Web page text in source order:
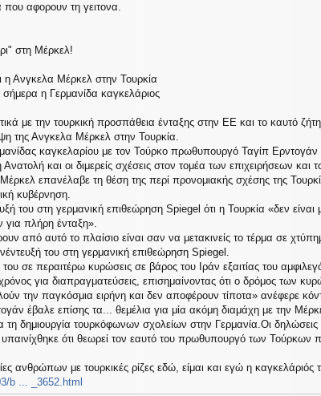
που αφορουν τη γειτονα.
στη Μέρκελ!
η Ανγκελα Μέρκελ στην Τουρκία
η Γερμανίδα καγκελάριος
με την τουρκική προσπάθεια ένταξης στην ΕΕ και το καυτό
της Ανγκελα Μέρκελ στην Τουρκία.
καγκελαρίου με τον Τούρκο πρωθυπουργό Ταγίπ
Ανατολή και οι διμερείς σχέσεις στον τομέα των επιχειρήσεων και
επανέλαβε τη θέση της περί προνομιακής σχέσης της
κυβέρνηση.
του στη γερμανική επιθεώρηση Spiegel ότι η Τουρκία «δεν
για πλήρη ένταξη».
από αυτό το πλαίσιο είναι σαν να μετακινείς το τέρμα σε
του στη γερμανική επιθεώρηση Spiegel.
σε περαιτέρω κυρώσεις σε βάρος του Ιράν εξαιτίας του
για διαπραγματεύσεις, επισημαίνοντας ότι ο δρόμος των
την παγκόσμια ειρήνη και δεν αποφέρουν τίποτα» ανέφερε
έβαλε επίσης τα... θεμέλια για μία ακόμη διαμάχη με την
δημιουργία τουρκόφωνων σχολείων στην Γερμανία.Οι
ότι θεωρεί τον εαυτό του πρωθυπουργό των Τούρκων
ανθρώπων με τουρκικές ρίζες εδώ, είμαι και εγώ η καγκελάριός
b ... _3652.html